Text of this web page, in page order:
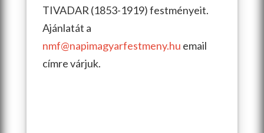
TIVADAR (1853-1919) festményeit.
Ajánlatát a
nmf@napimagyarfestmeny.hu email
címre várjuk.